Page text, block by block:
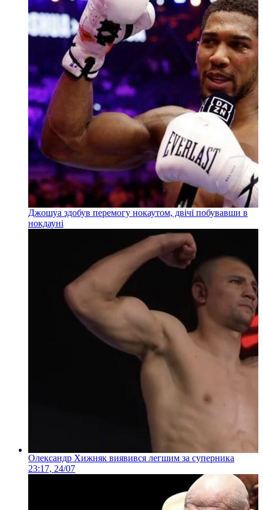
Джошуа здобув перемогу нокаутом, двічі побувавши в
нокдауні
Олександр Хижняк виявився легшим за суперника
23:17, 24/07